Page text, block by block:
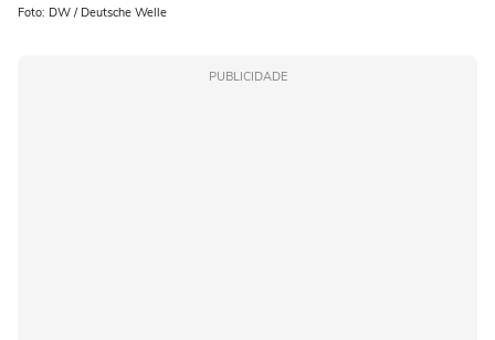
Foto: DW / Deutsche Welle
PUBLICIDADE